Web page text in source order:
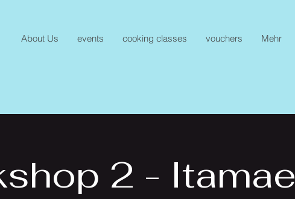
About Us events cooking classes vouchers Mehr
2 - Itamae